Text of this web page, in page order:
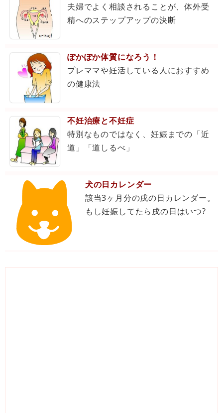
夫婦でよく相談されることが、体外受
精へのステップアップの決断
ぽかぽか体質になろう！
プレママや妊活している人におすすめ
の健康法
不妊治療と不妊症
特別なものではなく、妊娠までの「近
道」「道しるべ」
犬の日カレンダー
該当3ヶ月分の戌の日カレンダー。
もし妊娠してたら戌の日はいつ?